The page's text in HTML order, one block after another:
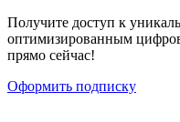
Получите доступ к
оптимизированным
прямо сейчас!
Оформить подписку